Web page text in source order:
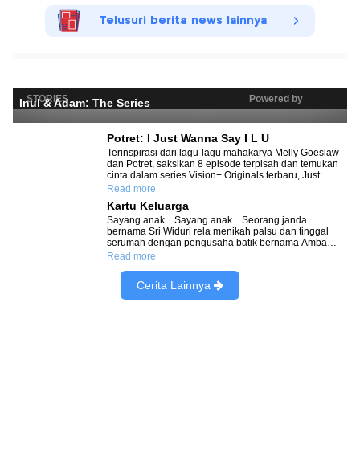
Telusuri berita news lainnya